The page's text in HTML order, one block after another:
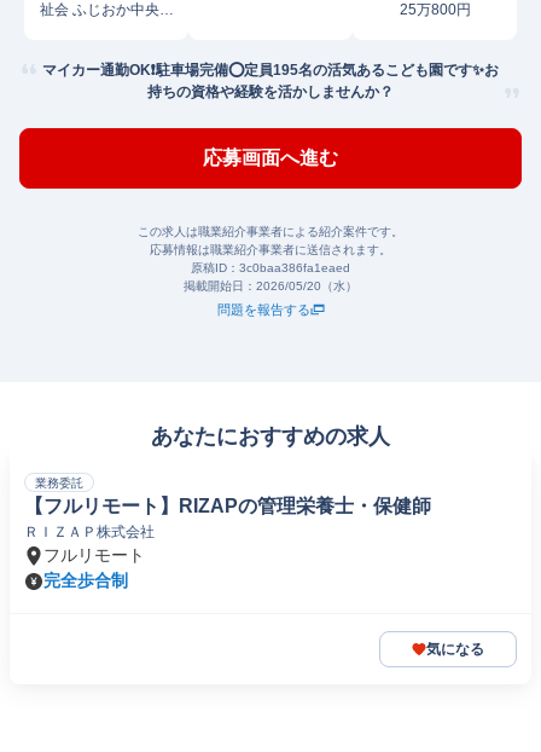
祉会 ふじおか中央こ
25万800円
マイカー通勤OK❗️駐車場完備⭕定員195名の活気あるこども園です✨お
持ちの資格や経験を活かしませんか？
応募画面へ進む
この求人は職業紹介事業者による紹介案件です。
応募情報は職業紹介事業者に送信されます。
原稿ID： 3c0baa386fa1eaed
掲載開始日： 2026/05/20（水）
問題を報告する
あなたにおすすめの求人
業務委託
【フルリモート】RIZAPの管理栄養士・保健師
ＲＩＺＡＰ株式会社
フルリモート
完全歩合制
気になる